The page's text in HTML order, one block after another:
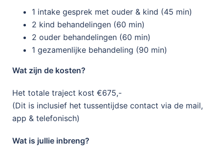
1 intake gesprek met ouder & kind (45 min)
2 kind behandelingen (60 min)
2 ouder behandelingen (60 min)
1 gezamenlijke behandeling (90 min)
Wat zijn de kosten?
Het totale traject kost €675,-
(Dit is inclusief het tussentijdse contact via de mail,
app & telefonisch)
Wat is jullie inbreng?